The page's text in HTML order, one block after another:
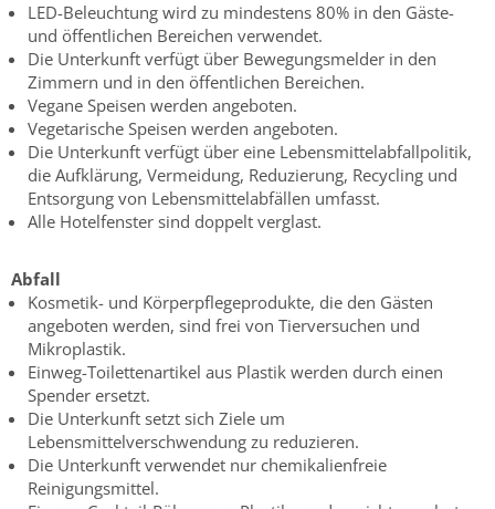
LED-Beleuchtung wird zu mindestens 80% in den Gäste-
und öffentlichen Bereichen verwendet.
Die Unterkunft verfügt über Bewegungsmelder in den
Zimmern und in den öffentlichen Bereichen.
Vegane Speisen werden angeboten.
Vegetarische Speisen werden angeboten.
Die Unterkunft verfügt über eine Lebensmittelabfallpolitik,
die Aufklärung, Vermeidung, Reduzierung, Recycling und
Entsorgung von Lebensmittelabfällen umfasst.
Alle Hotelfenster sind doppelt verglast.
Abfall
Kosmetik- und Körperpflegeprodukte, die den Gästen
angeboten werden, sind frei von Tierversuchen und
Mikroplastik.
Einweg-Toilettenartikel aus Plastik werden durch einen
Spender ersetzt.
Die Unterkunft setzt sich Ziele um
Lebensmittelverschwendung zu reduzieren.
Die Unterkunft verwendet nur chemikalienfreie
Reinigungsmittel.